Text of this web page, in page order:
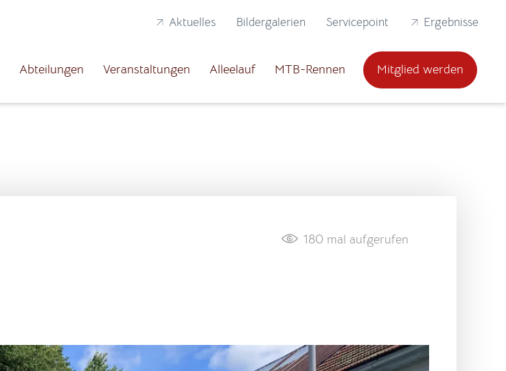
Aktuelles Bildergalerien Servicepoint Ergebnisse
Abteilungen Veranstaltungen Alleelauf MTB-Rennen Mitglied werden
180 mal aufgerufen